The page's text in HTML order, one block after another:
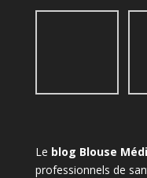
Le blog Blouse
professionnels de